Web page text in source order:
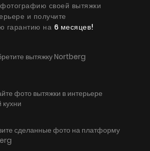
своей вытяжки
и получите
гарантию на 6 месяцев!
вытяжку Nortberg
фото вытяжки в интерьере
сделанные фото на платформу